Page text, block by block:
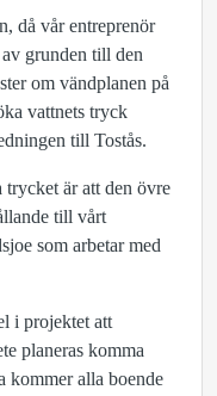
då vår entreprenör
grunden till den
om vändplanen på
vattnets tryck
till Tostås.
är att den övre
till vårt
som arbetar med
i projektet att
planeras komma
kommer alla boende